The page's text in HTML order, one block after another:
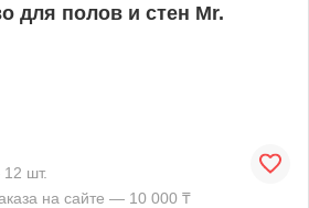
для полов и стен Mr.
шт.
на сайте — 10 000 ₸